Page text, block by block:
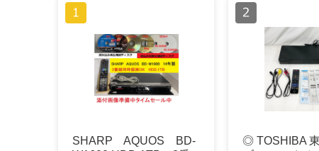
SHARP AQUOS BD-
◎ TOSHIBA